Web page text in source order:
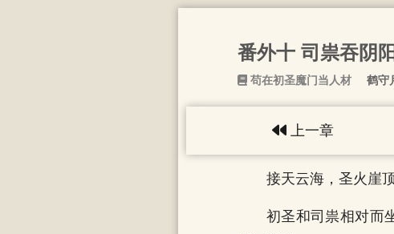
番外十 司祟吞阴
苟在初圣魔门当人材 鹤守
上一章
接天云海，圣火崖顶
初圣和司祟相对而